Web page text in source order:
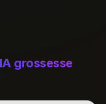
grossesse